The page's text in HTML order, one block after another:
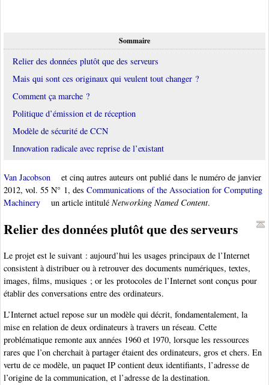
Sommaire
Relier des données plutôt que des serveurs
Mais qui sont ces originaux qui veulent tout changer ?
Comment ça marche ?
Politique d’émission et de réception
Modèle de sécurité de CCN
Innovation radicale avec reprise de l’existant
Van Jacobson
et cinq autres auteurs ont publié dans le numéro de janvier
2012, vol. 55 N° 1, des Communications of the Association for Computing
Machinery
un article intitulé Networking Named Content.
Relier des données plutôt que des serveurs
Le projet est le suivant : aujourd’hui les usages principaux de l’Internet
consistent à distribuer ou à retrouver des documents numériques, textes,
images, films, musiques ; or les protocoles de l’Internet sont conçus pour
établir des conversations entre des ordinateurs.
L’Internet actuel repose sur un modèle qui décrit, fondamentalement, la
mise en relation de deux ordinateurs à travers un réseau. Cette
problématique remonte aux années 1960 et 1970, lorsque les ressources
rares que l’on cherchait à partager étaient des ordinateurs, gros et chers. En
vertu de ce modèle, un paquet IP contient deux identifiants, l’adresse de
l’origine de la communication, et l’adresse de la destination.